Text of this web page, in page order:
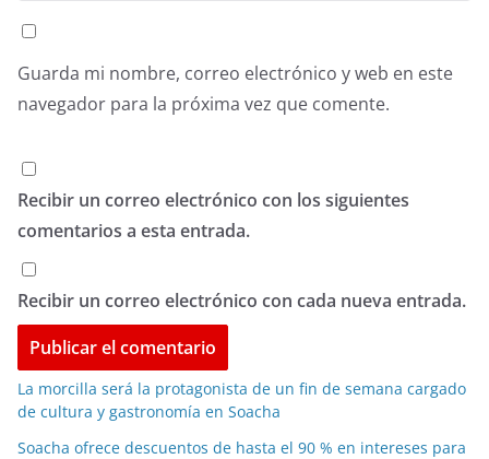
Guarda mi nombre, correo electrónico y web en este
navegador para la próxima vez que comente.
Recibir un correo electrónico con los siguientes
comentarios a esta entrada.
Recibir un correo electrónico con cada nueva entrada.
La morcilla será la protagonista de un fin de semana cargado
de cultura y gastronomía en Soacha
Soacha ofrece descuentos de hasta el 90 % en intereses para